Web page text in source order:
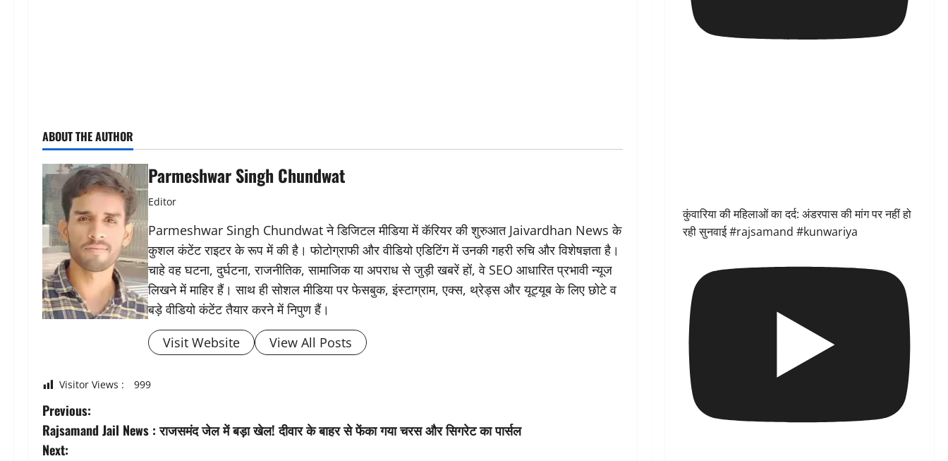
ABOUT THE AUTHOR
Parmeshwar Singh Chundwat
Editor
Parmeshwar Singh Chundwat ने डिजिटल मीडिया में कॅरियर की शुरुआत Jaivardhan News के
कुशल कंटेंट राइटर के रूप में की है। फोटोग्राफी और वीडियो एडिटिंग में उनकी गहरी रुचि और विशेषज्ञता है।
चाहे वह घटना, दुर्घटना, राजनीतिक, सामाजिक या अपराध से जुड़ी खबरें हों, वे SEO आधारित प्रभावी न्यूज
लिखने में माहिर हैं। साथ ही सोशल मीडिया पर फेसबुक, इंस्टाग्राम, एक्स, थ्रेड्स और यूट्यूब के लिए छोटे व
बड़े वीडियो कंटेंट तैयार करने में निपुण हैं।
Visit Website
View All Posts
Visitor Views : 999
P
o
Previous:
Rajsamand Jail News : राजसमंद जेल में बड़ा खेल! दीवार के बाहर से फेंका गया चरस और सिगरेट का पार्सल
Next:
कुंवारिया की महिलाओं का दर्द: अंडरपास की मांग पर नहीं हो
रही सुनवाई #rajsamand #kunwariya